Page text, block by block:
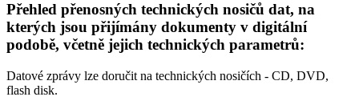
Přehled přenosných technických nosičů dat, na
kterých jsou přijímány dokumenty v digitální
podobě, včetně jejich technických parametrů:
Datové zprávy lze doručit na technických nosičích - CD, DVD,
flash disk.